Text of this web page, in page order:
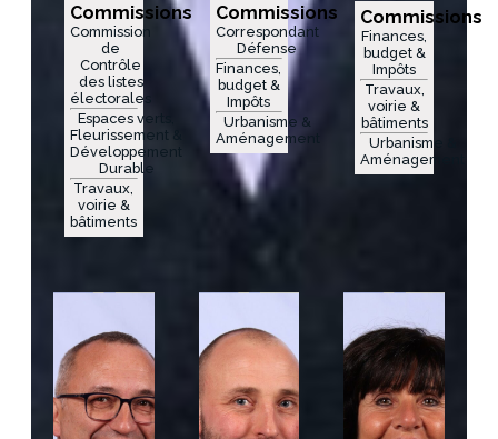
Commissions
Commission
de
Contrôle
des listes
électorales
Espaces verts,
Fleurissement &
Développement
Durable
Travaux,
voirie &
bâtiments
Commissions
Correspondant
Défense
Finances,
budget &
Impôts
Urbanisme &
Aménagement
Commissions
Finances,
budget &
Impôts
Travaux,
voirie &
bâtiments
Urbanisme &
Aménagement